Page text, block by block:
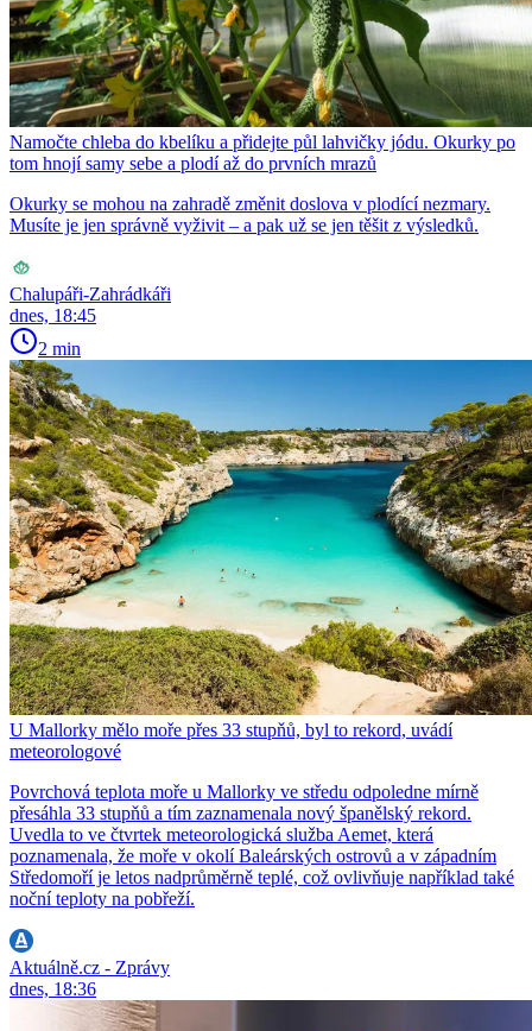
Namočte chleba do kbelíku a přidejte půl lahvičky jódu. Okurky po
tom hnojí samy sebe a plodí až do prvních mrazů
Okurky se mohou na zahradě změnit doslova v plodící nezmary.
Musíte je jen správně vyživit – a pak už se jen těšit z výsledků.
Chalupáři-Zahrádkáři
dnes, 18:45
2 min
U Mallorky mělo moře přes 33 stupňů, byl to rekord, uvádí
meteorologové
Povrchová teplota moře u Mallorky ve středu odpoledne mírně
přesáhla 33 stupňů a tím zaznamenala nový španělský rekord.
Uvedla to ve čtvrtek meteorologická služba Aemet, která
poznamenala, že moře v okolí Baleárských ostrovů a v západním
Středomoří je letos nadprůměrně teplé, což ovlivňuje například také
noční teploty na pobřeží.
Aktuálně.cz - Zprávy
dnes, 18:36